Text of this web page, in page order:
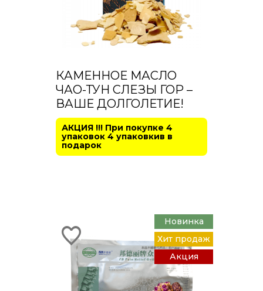
КАМЕННОЕ МАСЛО
ЧАО-ТУН СЛЕЗЫ ГОР –
ВАШЕ ДОЛГОЛЕТИЕ!
АКЦИЯ !!! При покупке 4
упаковок 4 упаковкив в
подарок
Новинка
Хит продаж
Акция